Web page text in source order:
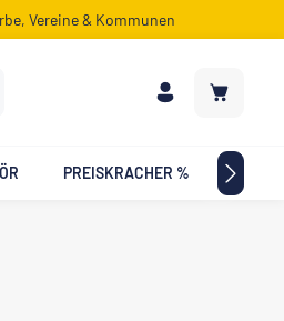
Vereine & Kommunen
PREISKRACHER %